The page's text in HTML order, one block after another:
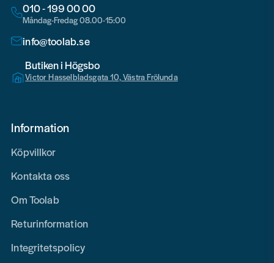
010 - 199 00 00
Måndag-Fredag 08.00-15:00
info@toolab.se
Butiken i Högsbo
Victor Hasselbladsgata 10, Västra Frölunda
Information
Köpvillkor
Kontakta oss
Om Toolab
Returinformation
Integritetspolicy